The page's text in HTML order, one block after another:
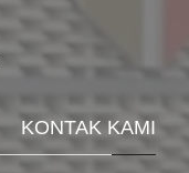
KONTAK KAMI